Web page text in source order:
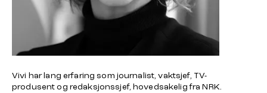
Vivi har lang erfaring som journalist, vaktsjef, TV-
produsent og redaksjonssjef, hovedsakelig fra NRK.